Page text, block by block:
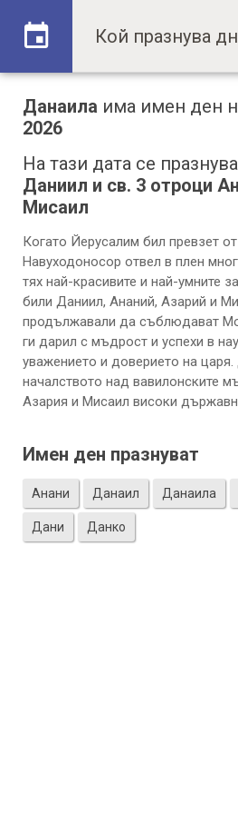
Данаила има имен ден
2026
На тази дата се празнува
Даниил и св. 3 отроци
Мисаил
Когато Йерусалим бил превзет
Навуходоносор отвел в плен
тях най-красивите и най-умните
били Даниил, Ананий, Азарий и
продължавали да съблюдават
ги дарил с мъдрост и успехи в
уважението и доверието на
началството над вавилонските
Азария и Мисаил високи
Имен ден празнуват
Анани Данаил Данаила
Дани Данко